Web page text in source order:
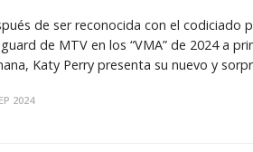
de ser reconocida con el codiciado
de MTV en los “VMA” de 2024 a
Katy Perry presenta su nuevo y
explican con confianza exactamente
2024